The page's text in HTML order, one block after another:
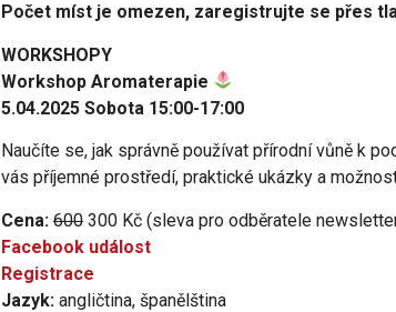
Počet míst je omezen, zaregistrujte se přes
WORKSHOPY
Workshop Aromaterapie
5.04.2025 Sobota 15:00-17:00
Naučíte se, jak správně používat přírodní vůně k
vás příjemné prostředí, praktické ukázky a
Cena: 600 300 Kč (sleva pro odběratele
Facebook událost
Registrace
Jazyk: angličtina, španělština